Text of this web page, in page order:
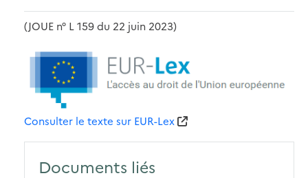
(JOUE n° L 159 du 22 juin 2023)
Consulter le texte sur EUR-Lex
Documents liés